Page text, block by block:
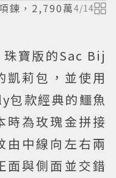
鍊，2,790萬4/14
寶版的Sac Bij
莉包，並使用
包款經典的鱷魚
時為玫瑰金拼接
由中線向左右兩
面與側面並交錯